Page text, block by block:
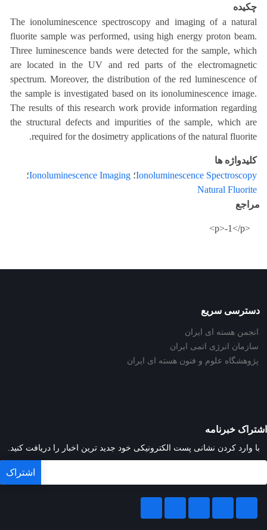
چکیده
The ionoluminescence spectroscopy and imaging of a natural
fluorite sample was performed, using high energy proton beam.
Three luminescence bands were detected for the sample, which
are located in the UV and red parts of the electromagnetic
spectrum. Moreover, the distribution of the red luminescence of
the sample is investigated based on its ionoluminescence image.
The results of this research work provide information regarding
the structural defects and impurities of the sample, which are
required for the dosimetry applications of the natural fluorite.
کلیدواژه ها
Ionoluminescence Spectroscopy؛ Ionoluminescence Imaging؛
Natural Fluorite
مراجع
<p>-1</p>
دسترسی سریع
انجمن هسته ای ایران
سازمان انرژی اتمی ایران
پژوهشگاه علوم و فنون هسته ای ایران
اشتراک خبرنامه
با وارد کردن نشانی پست الکترونیکی خود جدید ترین اخبار را دریافت کنید.